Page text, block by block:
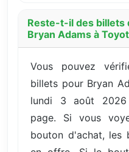
Reste-t-il des billets
Bryan Adams à
Vous pouvez
billets pour Bryan
lundi 3 août 2026
page. Si vous
bouton d'achat, les